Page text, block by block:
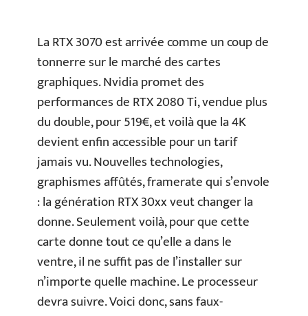
La RTX 3070 est arrivée comme un coup de
tonnerre sur le marché des cartes
graphiques. Nvidia promet des
performances de RTX 2080 Ti, vendue plus
du double, pour 519€, et voilà que la 4K
devient enfin accessible pour un tarif
jamais vu. Nouvelles technologies,
graphismes affûtés, framerate qui s’envole
: la génération RTX 30xx veut changer la
donne. Seulement voilà, pour que cette
carte donne tout ce qu’elle a dans le
ventre, il ne suffit pas de l’installer sur
n’importe quelle machine. Le processeur
devra suivre. Voici donc, sans faux-